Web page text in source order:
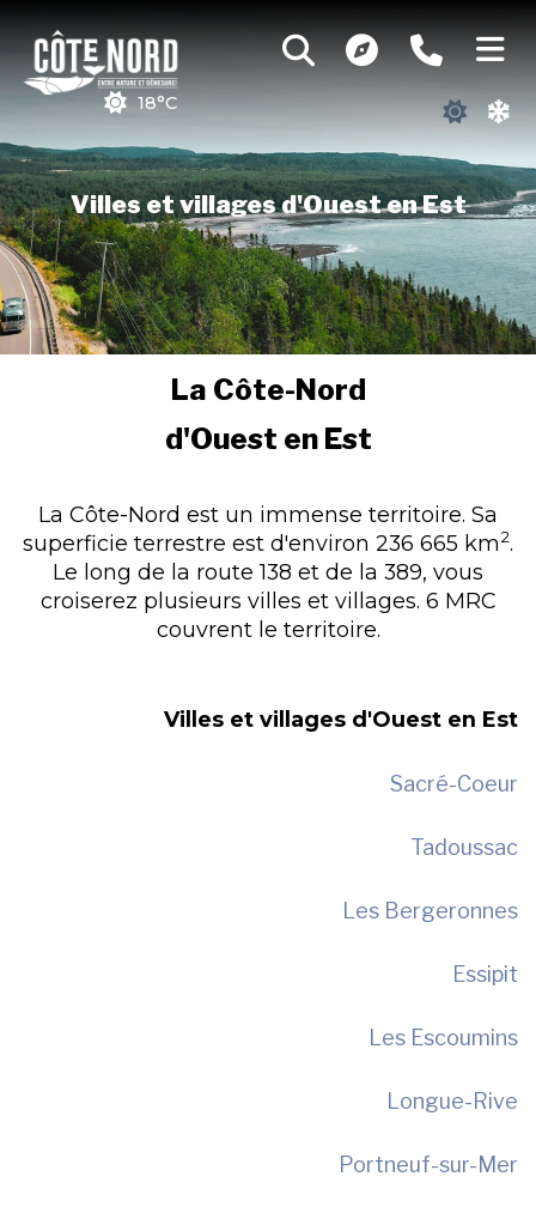
18°C
Villes et villages d'Ouest en Est
La Côte-Nord
d'Ouest en Est
La Côte-Nord est un immense territoire. Sa
superficie terrestre est d'environ 236 665 km2.
Le long de la route 138 et de la 389, vous
croiserez plusieurs villes et villages. 6 MRC
couvrent le territoire.
Villes et villages d'Ouest en Est
Sacré-Coeur
Tadoussac
Les Bergeronnes
Essipit
Les Escoumins
Longue-Rive
Portneuf-sur-Mer